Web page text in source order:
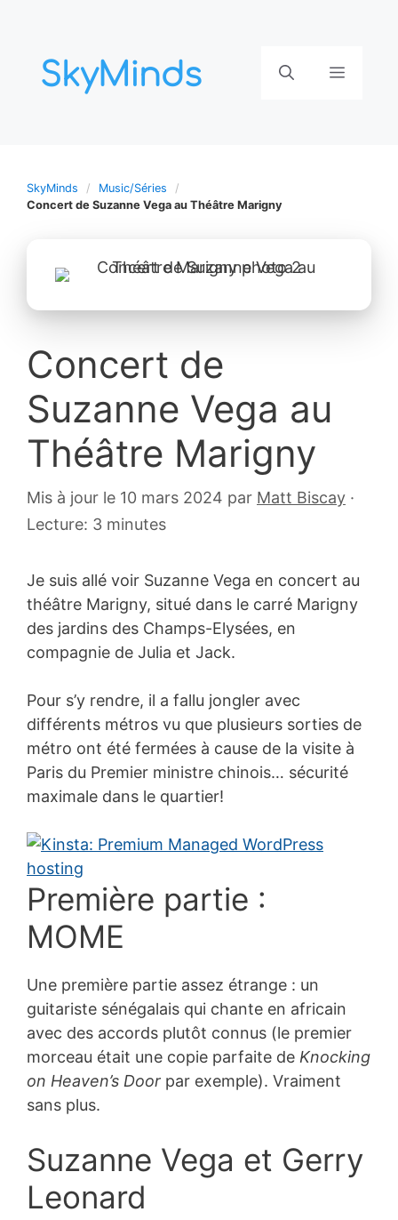
contenu
Menu
SkyMinds
Music/Séries
Concert de Suzanne Vega au Théâtre Marigny
Concert de
Suzanne Vega au
Théâtre Marigny
Mis à jour le 10 mars 2024 6par Matt Biscay ·
Lecture: 3 minutes
Je suis allé voir Suzanne Vega en concert au
théâtre Marigny, situé dans le carré Marigny
des jardins des Champs-Elysées, en
compagnie de Julia et Jack.
Pour s’y rendre, il a fallu jongler avec
différents métros vu que plusieurs sorties de
métro ont été fermées à cause de la visite à
Paris du Premier ministre chinois… sécurité
maximale dans le quartier!
Première partie :
MOME
Une première partie assez étrange : un
guitariste sénégalais qui chante en africain
avec des accords plutôt connus (le premier
morceau était une copie parfaite de Knocking
on Heaven’s Door par exemple). Vraiment
sans plus.
Suzanne Vega et Gerry
Leonard